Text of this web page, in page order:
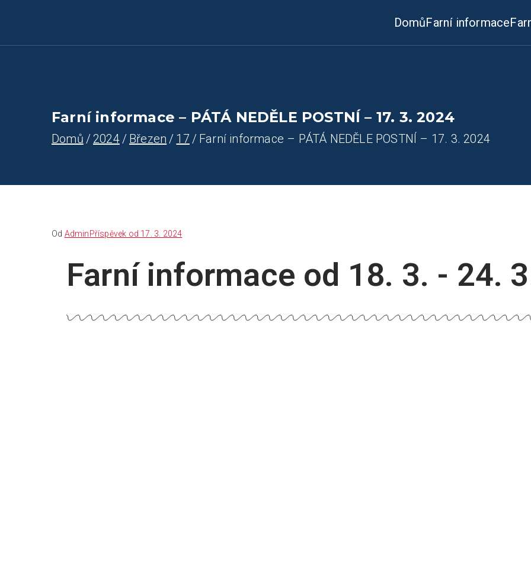
Farnost Žlutice
DomůFarní informace
Farní informace – PÁTÁ NEDĚLE POSTNÍ – 17. 3. 2024
Domů 2024 Březen 17 Farní informace – PÁTÁ NEDĚLE POSTNÍ – 17. 3. 2024
Od AdminPříspěvek od 17. 3. 2024
Farní informace od 18. 3. - 24.